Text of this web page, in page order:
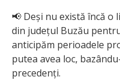
📢 Deși nu există încă o
din județul Buzău
anticipăm perioadele
putea avea loc,
precedenți.